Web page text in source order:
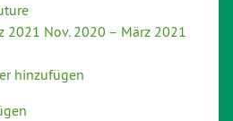
2021 Nov. 2020 – März 2021
hinzufügen